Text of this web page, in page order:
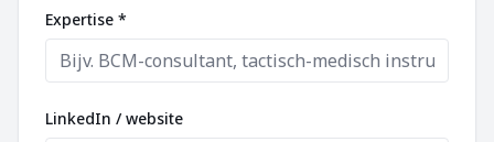
Expertise *
LinkedIn / website